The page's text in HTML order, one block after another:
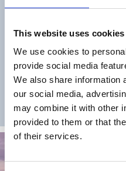
This website uses cookies
We use cookies to
provide social media
We also share information
our social media,
may combine it with other
provided to them or that
of their services.
en proef: geef wat extra
vis- en schaaldieren houdt,
Lees verder